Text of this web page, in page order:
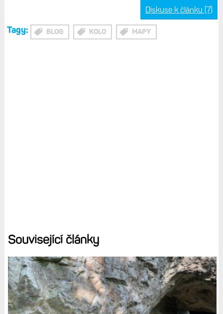
Diskuse k článku (7)
Tagy: BLOG KOLO MAPY
Související články